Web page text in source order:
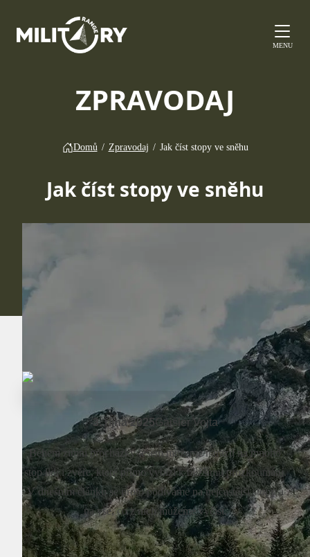
MENU
ZPRAVODAJ
Domů / Zpravodaj / Jak číst stopy ve sněhu
Jak číst stopy ve sněhu
3. října 2025Gaisler Vojta
Během zimní procházky lesem můžeme narazit na mnoho
stop lidí i zvěře, které přímo vybízí k bližšímu prozkoumání.
V dnešním článku se proto podíváme na nejčastější stopy a
na vše, co z nich můžeme vyčíst.